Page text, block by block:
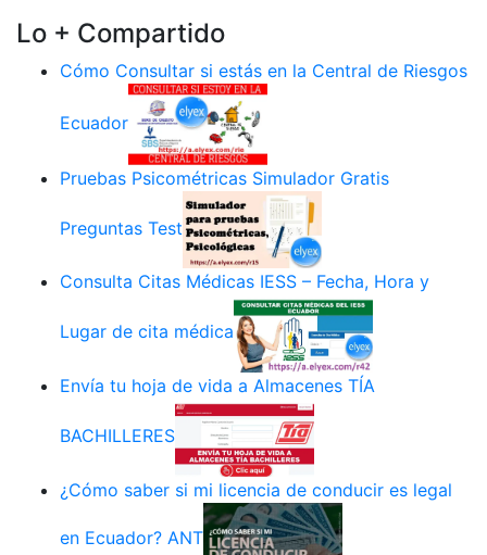
Lo + Compartido
Cómo Consultar si estás en la Central de Riesgos
Ecuador
Pruebas Psicométricas Simulador Gratis
Preguntas Test
Consulta Citas Médicas IESS – Fecha, Hora y
Lugar de cita médica
Envía tu hoja de vida a Almacenes TÍA
BACHILLERES
¿Cómo saber si mi licencia de conducir es legal
en Ecuador? ANT